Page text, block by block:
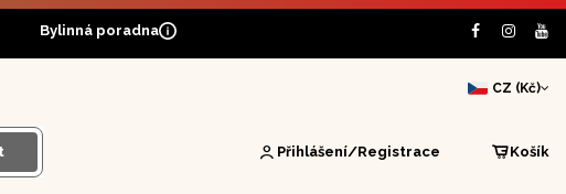
Bylinná poradna
CZ (Kč)
Přihlášení/Registrace Košík